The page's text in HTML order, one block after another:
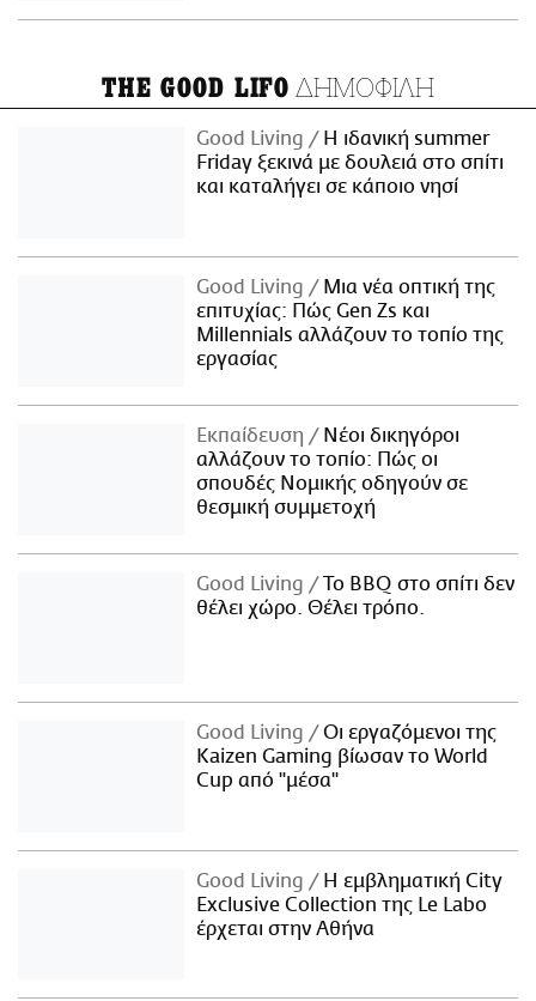
THE GOOD LIFO ΔΗΜΟΦΙΛΗ
Good Living
Η ιδανική summer
Friday ξεκινά με δουλειά στο σπίτι
και καταλήγει σε κάποιο νησί
Good Living
Μια νέα οπτική της
επιτυχίας: Πώς Gen Zs και
Millennials αλλάζουν το τοπίο της
εργασίας
Εκπαίδευση
Νέοι δικηγόροι
αλλάζουν το τοπίο: Πώς οι
σπουδές Νομικής οδηγούν σε
θεσμική συμμετοχή
Good Living
Το BBQ στο σπίτι δεν
θέλει χώρο. Θέλει τρόπο.
Good Living
Οι εργαζόμενοι της
Kaizen Gaming βίωσαν το World
Cup από "μέσα"
Good Living
Η εμβληματική City
Exclusive Collection της Le Labo
έρχεται στην Αθήνα